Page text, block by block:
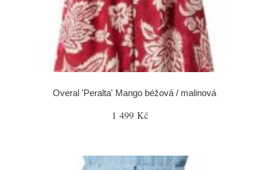
Overal 'Peralta' Mango béžová / malinová
1 499 Kč